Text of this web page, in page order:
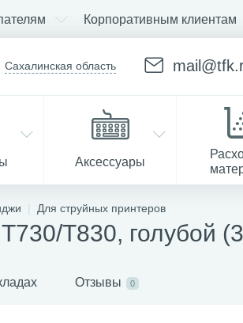
Корпоративным клиентам
Сахалинская область
Аксессуары
Запчасти
Для струйных принтеров
Т830, голубой
Отзывы 0